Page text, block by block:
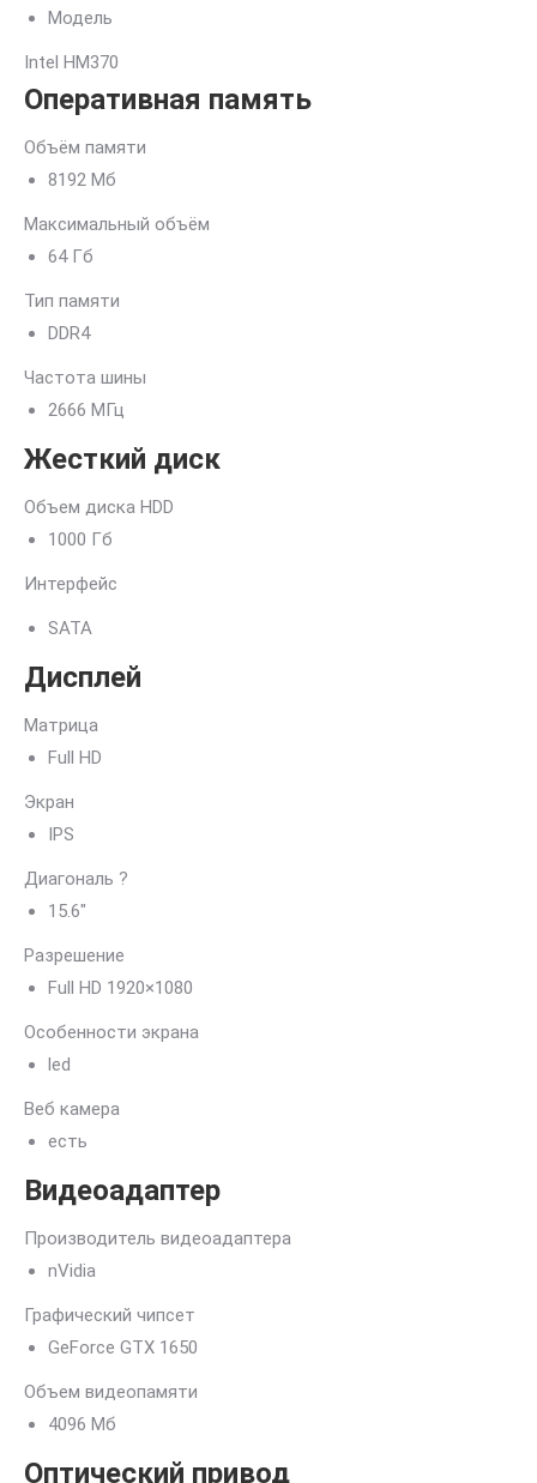
Модель
Intel HM370
Оперативная память
Объём памяти
8192 Мб
Максимальный объём
64 Гб
Тип памяти
DDR4
Частота шины
2666 МГц
Жесткий диск
Объем диска HDD
1000 Гб
Интерфейс
SATA
Дисплей
Матрица
Full HD
Экран
IPS
Диагональ ?
15.6″
Разрешение
Full HD 1920×1080
Особенности экрана
led
Веб камера
есть
Видеоадаптер
Производитель видеоадаптера
nVidia
Графический чипсет
GeForce GTX 1650
Объем видеопамяти
4096 Мб
Оптический привод